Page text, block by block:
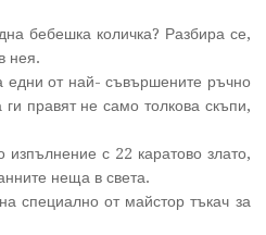
бебешка количка? Разбира се,
нея.
от най- съвършените ръчно
правят не само толкова скъпи,
с 22 каратово злато,
неща в света.
специално от майстор тъкач за